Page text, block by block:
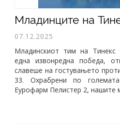
07.12.2025
Младинскиот тим на
една извонредна победа,
славеше на гостувањето
33. Охрабрени по
Еурофарм Пелистер 2, нашите